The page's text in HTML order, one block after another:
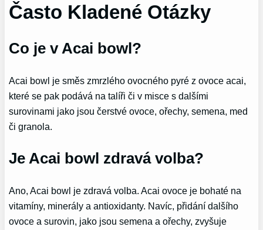
Často Kladené Otázky
Co je v Acai bowl?
Acai bowl je směs zmrzlého ovocného pyré z ovoce acai,
které se pak podává na talíři či v misce s dalšími
surovinami jako jsou čerstvé ovoce, ořechy, semena, med
či granola.
Je Acai bowl zdravá volba?
Ano, Acai bowl je zdravá volba. Acai ovoce je bohaté na
vitamíny, minerály a antioxidanty. Navíc, přidání dalšího
ovoce a surovin, jako jsou semena a ořechy, zvyšuje